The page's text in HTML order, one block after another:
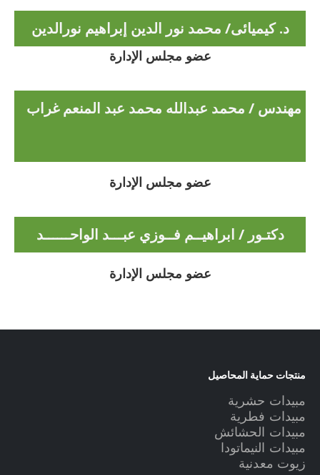
د. كيميائى/ محمد نور الدين إبراهيم نورالدين
عضو مجلس الإدارة
مهندس / محمد عبدالله محمد عبد المنعم غراب
عضو مجلس الإدارة
دكتـور / ابراهيــم فــوزي عبـــد الواحــــــد
عضو مجلس الإدارة
منتجات حماية المحاصيل
مبيدات حشرية
مبيدات فطرية
مبيدات الحشائش
مبيدات النيماتودا
زيوت معدنية